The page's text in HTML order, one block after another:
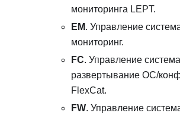
мониторинга LEPT.
EM. Управление
мониторинг.
FC. Управление
развертывание ОС/
FlexCat.
FW. Управление